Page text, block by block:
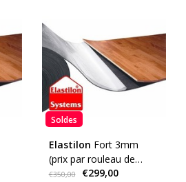
Soldes
Elastilon Fort 3mm
(prix par rouleau de
25m2)
€350,00 €299,00